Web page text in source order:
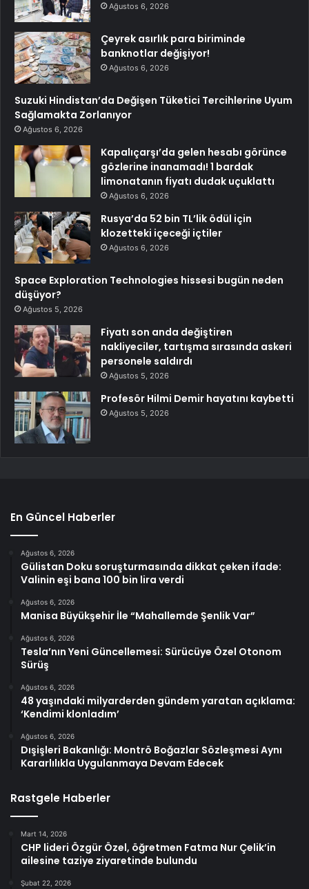
Ağustos 6, 2026
Çeyrek asırlık para biriminde
banknotlar değişiyor!
Ağustos 6, 2026
Suzuki Hindistan’da Değişen Tüketici Tercihlerine Uyum
Sağlamakta Zorlanıyor
Ağustos 6, 2026
Kapalıçarşı’da gelen hesabı görünce
gözlerine inanamadı! 1 bardak
limonatanın fiyatı dudak uçuklattı
Ağustos 6, 2026
Rusya’da 52 bin TL’lik ödül için
klozetteki içeceği içtiler
Ağustos 6, 2026
Space Exploration Technologies hissesi bugün neden
düşüyor?
Ağustos 5, 2026
Fiyatı son anda değiştiren
nakliyeciler, tartışma sırasında askeri
personele saldırdı
Ağustos 5, 2026
Profesör Hilmi Demir hayatını kaybetti
Ağustos 5, 2026
En Güncel Haberler
Ağustos 6, 2026
Gülistan Doku soruşturmasında dikkat çeken ifade:
Valinin eşi bana 100 bin lira verdi
Ağustos 6, 2026
Manisa Büyükşehir İle “Mahallemde Şenlik Var”
Ağustos 6, 2026
Tesla’nın Yeni Güncellemesi: Sürücüye Özel Otonom
Sürüş
Ağustos 6, 2026
48 yaşındaki milyarderden gündem yaratan açıklama:
‘Kendimi klonladım’
Ağustos 6, 2026
Dışişleri Bakanlığı: Montrö Boğazlar Sözleşmesi Aynı
Kararlılıkla Uygulanmaya Devam Edecek
Rastgele Haberler
Mart 14, 2026
CHP lideri Özgür Özel, öğretmen Fatma Nur Çelik’in
ailesine taziye ziyaretinde bulundu
Şubat 22, 2026